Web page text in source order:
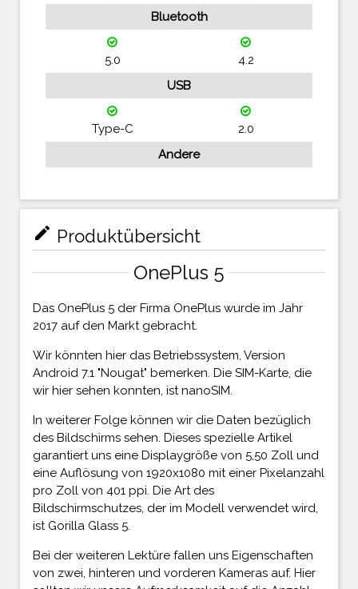
Bluetooth
5.0
4.2
USB
Type-C
2.0
Andere
mode_edit Produktübersicht
OnePlus 5
Das OnePlus 5 der Firma OnePlus wurde im Jahr
2017 auf den Markt gebracht.
Wir könnten hier das Betriebssystem, Version
Android 7.1 "Nougat" bemerken. Die SIM-Karte, die
wir hier sehen konnten, ist nanoSIM.
In weiterer Folge können wir die Daten bezüglich
des Bildschirms sehen. Dieses spezielle Artikel
garantiert uns eine Displaygröße von 5,50 Zoll und
eine Auflösung von 1920x1080 mit einer Pixelanzahl
pro Zoll von 401 ppi. Die Art des
Bildschirmschutzes, der im Modell verwendet wird,
ist Gorilla Glass 5.
Bei der weiteren Lektüre fallen uns Eigenschaften
von zwei, hinteren und vorderen Kameras auf. Hier